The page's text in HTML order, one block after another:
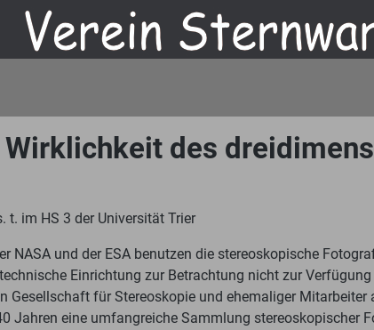
des
t. im HS 3 der Universität Trier
NASA und der ESA benutzen die stereoskopische
Einrichtung zur Betrachtung nicht zur
Gesellschaft für Stereoskopie und ehemaliger
Jahren eine umfangreiche Sammlung